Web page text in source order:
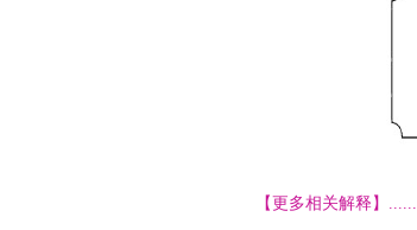
【更多相关解释】......